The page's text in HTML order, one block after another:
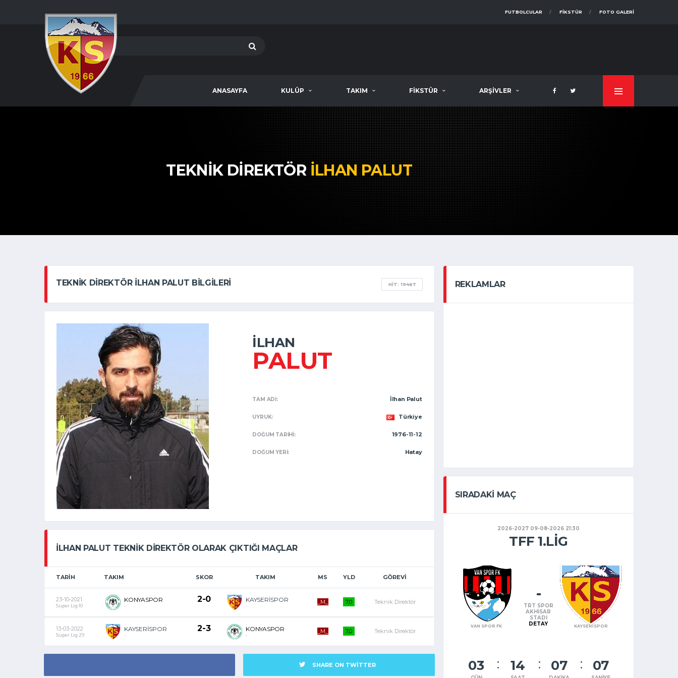
FOTO GALERI
FIKSTÜR
FUTBOLCULAR
ANASAYFA KULÜP TAKIM FIKSTÜR ARŞIVLER
TEKNIK DIREKTÖR İLHAN PALUT
TEKNIK DIREKTÖR İLHAN PALUT BILGILERI HIT: 19467
İLHAN
PALUT
TAM ADI: İlhan Palut
UYRUK: Türkiye
DOĞUM TARIHI: 1976-11-12
DOĞUM YERI: Hatay
İLHAN PALUT TEKNIK DIREKTÖR OLARAK ÇIKTIĞI MAÇLAR
TARIH TAKIM SKOR TAKIM MS YLD GÖREVI
23-10-2021
Süper Lig 10
KONYASPOR
-
2-0 KAYSERİSPOR
-
_M_ 7,0 Teknik Direktör
13-03-2022
Süper Lig 29
KAYSERİSPOR
-
2-3 KONYASPOR
-
_M_ 7,0 Teknik Direktör
SHARE ON TWITTER
REKLAMLAR
SIRADAKI MAÇ
2026-2027 09-08-2026 21:30
TFF 1.LIG
VAN SPOR FK
-
TRT SPOR
AKHISAR
STADI
DETAY
KAYSERİSPOR
03 14 07 07